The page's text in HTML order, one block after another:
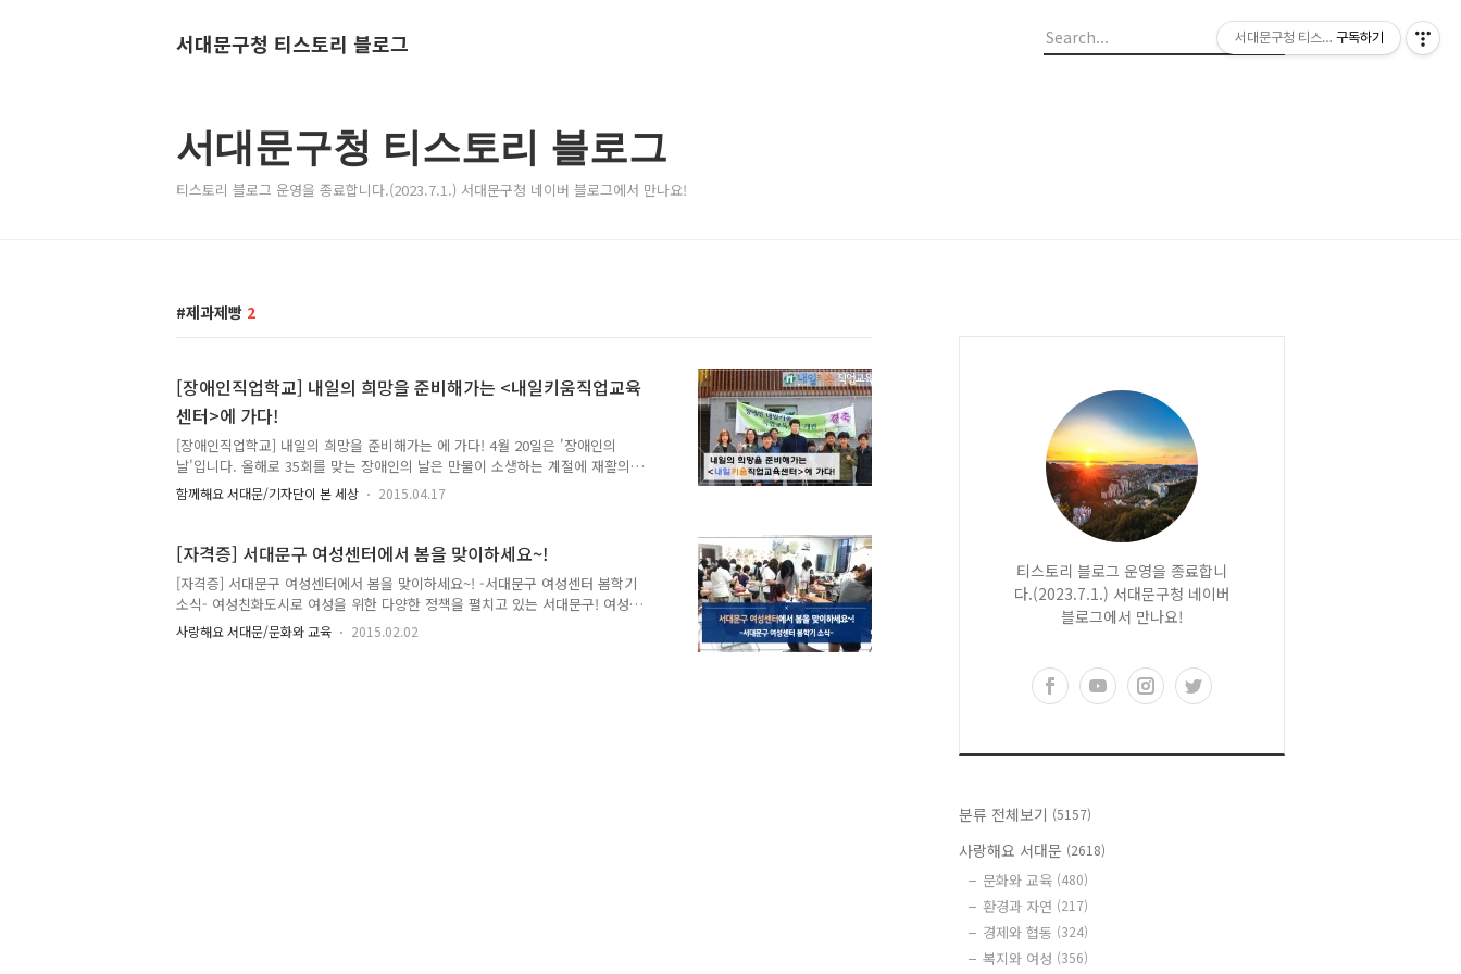
서대문구청 티스토리 블로그
서대문구청 티스토리 블로그
티스토리 블로그 운영을 종료합니다.(2023.7.1.) 서대문구청 네이버 블로그에서 만나요!
제과제빵 2
[장애인직업학교] 내일의 희망을 준비해가는 <내일키움직업교육
센터>에 가다!
[장애인직업학교] 내일의 희망을 준비해가는 에 가다! 4월 20일은 '장애인의
날'입니다. 올해로 35회를 맞는 장애인의 날은 만물이 소생하는 계절에 재활의
의지를 다질 수 있도록 4월에 제정되어 곳곳에서 이를 기념하는 행사가 열리고
있습니다. 또한 장애인에 대한 완전한 사회참여의 기회를 줄 수 있도록 돕는 기
개원식이 있었습니다. 서대문구청으로부터 사)함께가는 서대문장애인부모회가
위탁을 받아 운영하는 내일키움은 지적, 자폐성장애인 중심의 직업교육센터로 단
순한 보호작업장이 아닌 내일의 희망을 준비하는 센터입니다. 내일의 희망을 준
비해가는 장애인을 위한 직업교육센터! 서대문구 연희로 33가길 6-15번지에 위
치한 내일키움직업교육센..
함께해요 서대문/기자단이 본 세상 2015.04.17
[자격증] 서대문구 여성센터에서 봄을 맞이하세요~!
[자격증] 서대문구 여성센터에서 봄을 맞이하세요~! -서대문구 여성센터 봄학기
소식- 여성친화도시로 여성을 위한 다양한 정책을 펼치고 있는 서대문구! 여성주
간기념식 개최, 여성친화도시 서포터즈 모집 등 다양한 복지서비스를 운영하고
있답니다! 2015년을 맞이하여 다시한번 여성친화도시로 도약하고자 서대문구 여
사랑해요 서대문/문화와 교육 2015.02.02
티스토리 블로그 운영을 종료합니
다.(2023.7.1.) 서대문구청 네이버
블로그에서 만나요!
분류 전체보기 (5157)
사랑해요 서대문 (2618)
문화와 교육 (480)
환경과 자연 (217)
경제와 협동 (324)
복지와 여성 (356)
서대문구청 티스토리 블로그
구독하기